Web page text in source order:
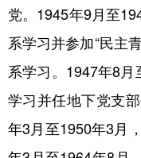
地方频道
北京 天
党。1945年9月至
系学习并参加“民主
系学习。1947年8月
学习并任地下党支
年3月至1950年3月